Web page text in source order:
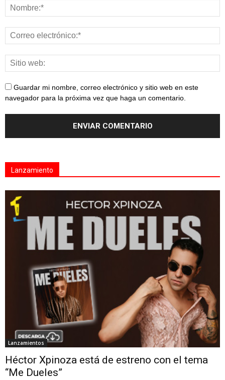
Guardar mi nombre, correo electrónico y sitio web en este
navegador para la próxima vez que haga un comentario.
Lanzamiento
Lanzamientos
Héctor Xpinoza está de estreno con el tema
“Me Dueles”